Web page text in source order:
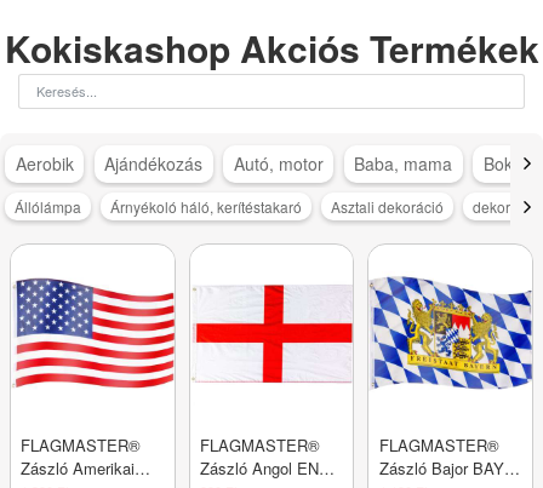
Kokiskashop Akciós Termékek
Aerobik Ajándékozás Autó, motor Baba, mama
Állólámpa Árnyékoló háló, kerítéstakaró Asztali dekoráció dekoráció
FLAGMASTER®
Zászló Amerikai
FLAGMASTER®
Zászló Angol ENG
FLAGMASTER®
Zászló Bajor BAY